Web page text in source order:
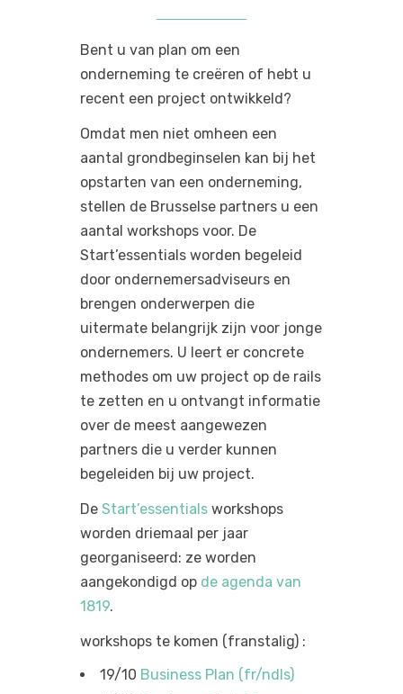
Bent u van plan om een
onderneming te creëren of hebt u
recent een project ontwikkeld?
Omdat men niet omheen een
aantal grondbeginselen kan bij het
opstarten van een onderneming,
stellen de Brusselse partners u een
aantal workshops voor. De
Start’essentials worden begeleid
door ondernemersadviseurs en
brengen onderwerpen die
uitermate belangrijk zijn voor jonge
ondernemers. U leert er concrete
methodes om uw project op de rails
te zetten en u ontvangt informatie
over de meest aangewezen
partners die u verder kunnen
begeleiden bij uw project.
De Start’essentials workshops
worden driemaal per jaar
georganiseerd: ze worden
aangekondigd op de agenda van
1819.
workshops te komen (franstalig) :
19/10 Business Plan (fr/ndls)